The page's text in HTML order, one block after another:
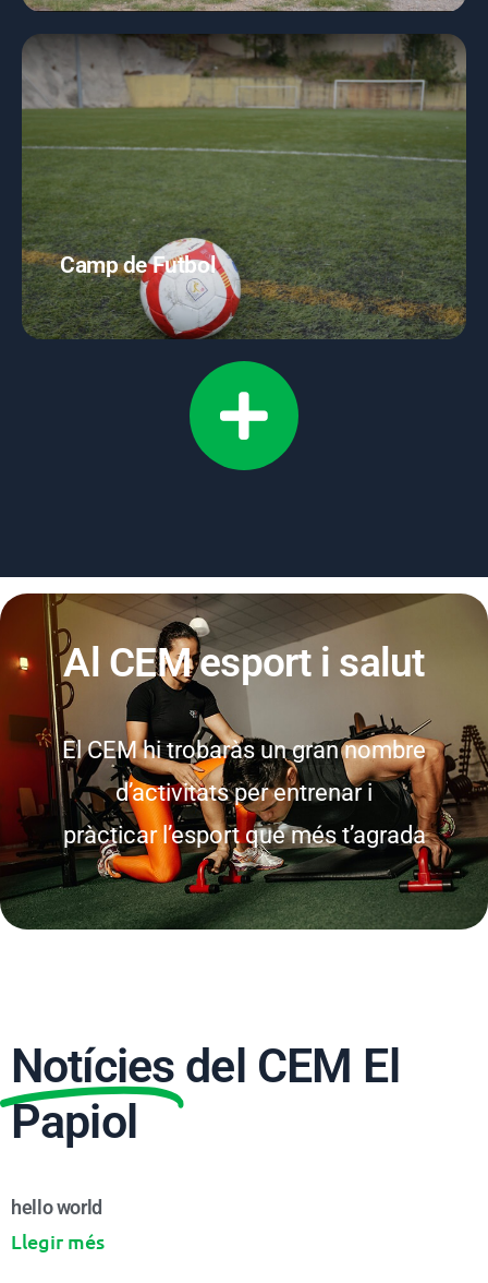
Camp de Futbol
Camp de Futbol
Al CEM EL PAPIOL disposem d'un camp de futbol en
perfectes condicions, disponible per ser llogat durant
tot l'horari d'obertura.
Saber-ne més
Al CEM esport i salut
El CEM hi trobaràs un gran nombre
d’activitats per entrenar i
pràcticar l’esport que més t’agrada
Notícies del CEM El
Papiol
hello world
Llegir més